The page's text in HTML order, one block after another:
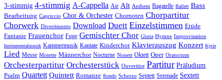
3-stimmig 4-stimmig A-Cappella Air Alt Anthem Bagatelle Ballett Bass
Bearbeitung Capriccio Chor & Orchester Chornoten Chorpartitur
Chorwerk Divertimento Download Duett Einzelstimmen Etüde
Fantasie Frauenchor Fuge Gemischter Chor Gloria Hymne Improvisation
Instrumentalmusik Kammermusik Kantate Kinderchor Klavierauszug Konzert Kyrie
Lied Messe Motette Männerchor Nocturne Nonett Oktett Oper Oratorium
Orchesterpartitur Orchesterstück Ouvertüre Partitur Präludium
Psalm Quartett Quintett Romanze Rondo Scherzo Septett Serenade Sextett